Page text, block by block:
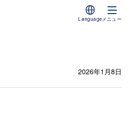
Language メニュー
2026年1月8日